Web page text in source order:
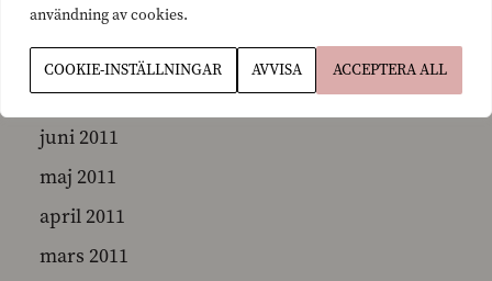
användning av cookies.
COOKIE-INSTÄLLNINGAR AVVISA ACCEPTERA ALL
november 2011
oktober 2011
september 2011
juni 2011
maj 2011
april 2011
mars 2011